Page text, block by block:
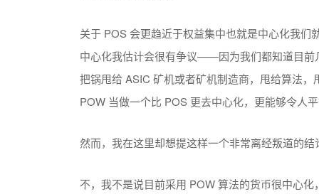
关于 POS 会更趋近于权益集中也就是中心化我
中心化我估计会很有争议——因为我们都知道目前
把锅甩给 ASIC 矿机或者矿机制造商，甩给算法
POW 当做一个比 POS 更去中心化，更能够令人
然而，我在这里却想提这样一个非常离经叛道的
不，我不是说目前采用 POW 算法的货币很中心